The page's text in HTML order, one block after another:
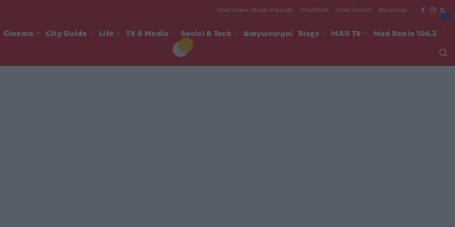
Mad Video Music Awards MadWalk Mad Forum NyxDrop
Cinema City Guide Life TV & Media Social & Tech Διαγωνισμοί Blogs MAD TV Mad Radio 106.2